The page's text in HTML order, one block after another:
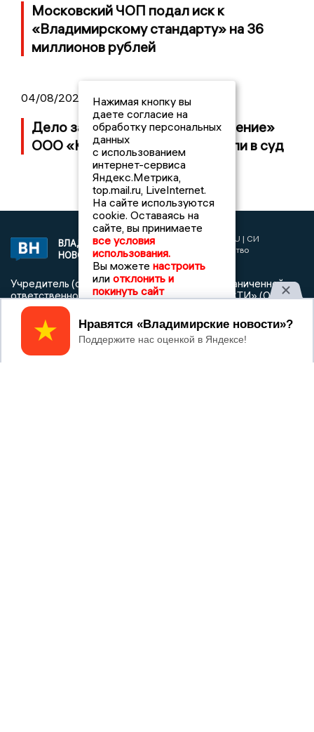
Московский ЧОП подал иск к
«Владимирскому стандарту» на 36
миллионов рублей
04/08/2026 15:40
Дело застройщика ЖК «Поколение»
ООО «Капитал Строй» передали в суд
ВЛАДИМИРСКИЕ
НОВОСТИ
2017 © NEWSVLADIMIR.RU | СИ
«Информационное агентство
Владимирские новости»
Учредитель (соучредители): Общество с ограниченной
ответственностью «РЕГИОНАЛЬНЫЕ НОВОСТИ» (ОГРН
1107154017354)
Главный редактор: Мазов С. А.
Телефон редакции:
Нажимая кнопку вы
даете согласие на
обработку персональных
данных
с использованием
интернет-сервиса
Яндекс.Метрика,
top.mail.ru, LiveInternet.
На сайте используются
cookie. Оставаясь на
сайте, вы принимаете
все условия
использования.
Вы можете настроить
или отклонить и
покинуть сайт
Принять